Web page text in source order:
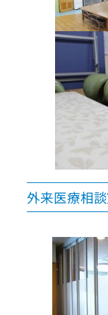
外来医療相